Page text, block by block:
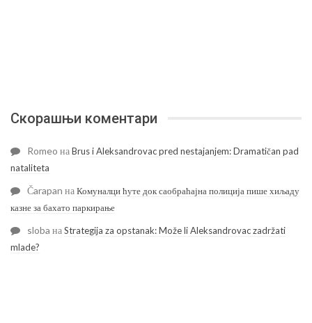
Скорашњи коментари
Romeo наBrus i Aleksandrovac pred nestajanjem: Dramatičan pad
nataliteta
Čarapan наКомуналци ћуте док саобраћајна полиција пише хиљаду
казне за бахато паркирање
sloba наStrategija za opstanak: Može li Aleksandrovac zadržati
mlade?